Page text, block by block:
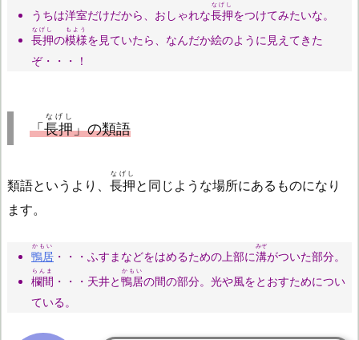
うちは洋室だけだから、おしゃれな長押
なげし
をつけてみたいな。
長押
なげし
の模様
もよう
を見ていたら、なんだか絵のように見えてきた
ぞ・・・！
「長押
なげし
」の類語
類語というより、 長押
なげし
と同じような場所にあるものになり
ます。
鴨居
かもい
・・・ふすまなどをはめるための上部に溝
みぞ
がついた部分。
欄間
らんま
・・・天井と鴨居
かもい
の間の部分。光や風をとおすためについ
ている。